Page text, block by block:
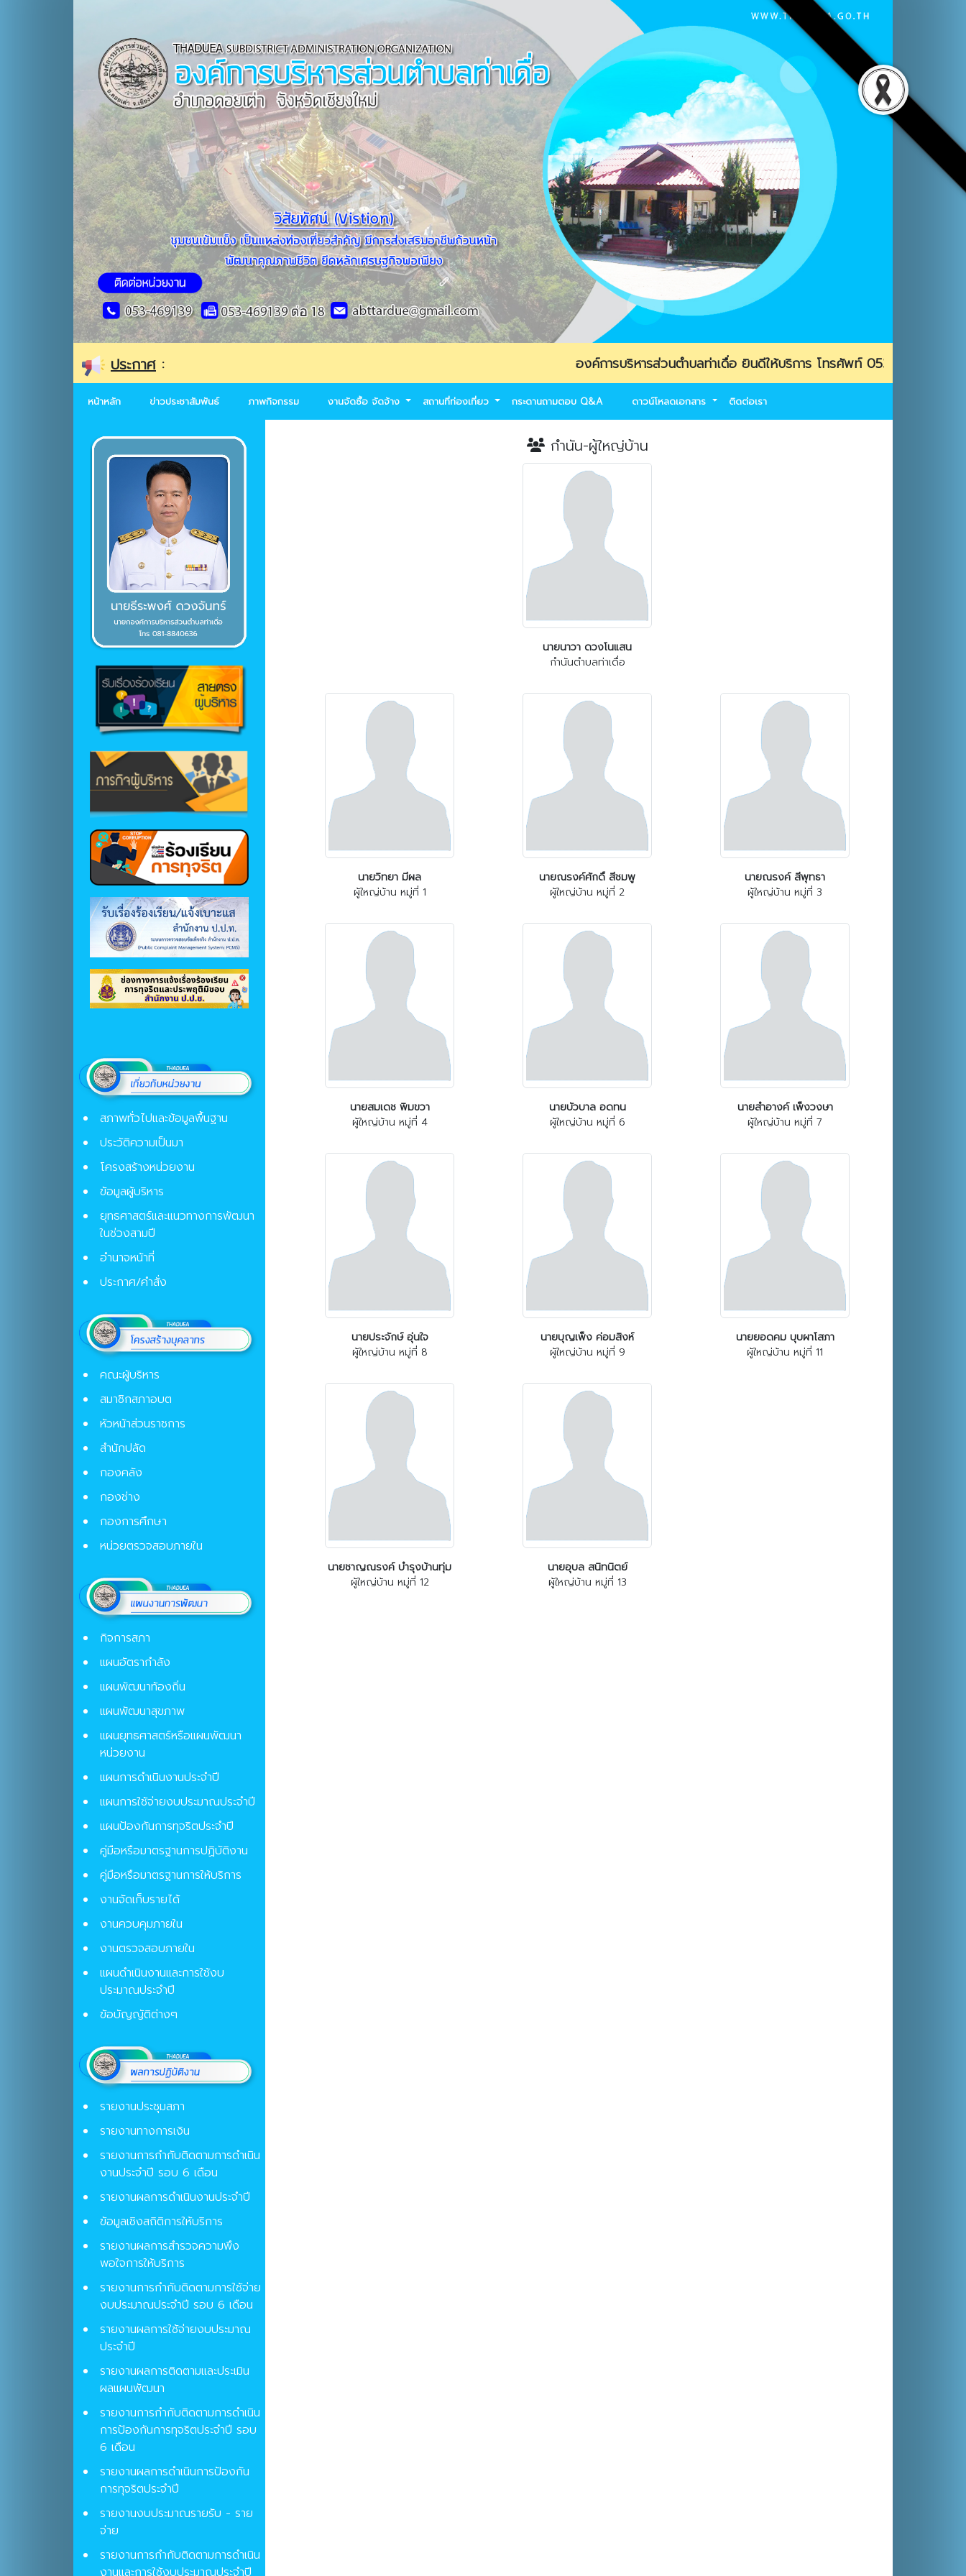
ประกาศ : องค์การบริหารส่วนตำบลท่าเดื่อ ยินดีให้บริการ โทรศัพท์ 053-469139 / โทรสาร
หน้าหลัก ข่าวประชาสัมพันธ์ ภาพกิจกรรม งานจัดซื้อ จัดจ้าง สถานที่ท่องเที่ยว กระดานถามตอบ Q&A ดาวน์โหลดเอกสาร ติดต่อเรา
สภาพทั่วไปและข้อมูลพื้นฐาน
ประวัติความเป็นมา
โครงสร้างหน่วยงาน
ข้อมูลผู้บริหาร
ยุทธศาสตร์และแนวทางการพัฒนา
ในช่วงสามปี
อำนาจหน้าที่
ประกาศ/คำสั่ง
คณะผู้บริหาร
สมาชิกสภาอบต
หัวหน้าส่วนราชการ
สำนักปลัด
กองคลัง
กองช่าง
กองการศึกษา
หน่วยตรวจสอบภายใน
กิจการสภา
แผนอัตรากำลัง
แผนพัฒนาท้องถิ่น
แผนพัฒนาสุขภาพ
แผนยุทธศาสตร์หรือแผนพัฒนา
หน่วยงาน
แผนการดำเนินงานประจำปี
แผนการใช้จ่ายงบประมาณประจำปี
แผนป้องกันการทุจริตประจําปี
คู่มือหรือมาตรฐานการปฏิบัติงาน
คู่มือหรือมาตรฐานการให้บริการ
งานจัดเก็บรายได้
งานควบคุมภายใน
งานตรวจสอบภายใน
แผนดำเนินงานและการใช้งบ
ประมาณประจำปี
ข้อบัญญัติต่างๆ
รายงานประชุมสภา
รายงานทางการเงิน
รายงานการกำกับติดตามการดำเนิน
งานประจำปี รอบ 6 เดือน
รายงานผลการดำเนินงานประจำปี
ข้อมูลเชิงสถิติการให้บริการ
รายงานผลการสำรวจความพึง
พอใจการให้บริการ
รายงานการกำกับติดตามการใช้จ่าย
งบประมาณประจำปี รอบ 6 เดือน
รายงานผลการใช้จ่ายงบประมาณ
ประจำปี
รายงานผลการติดตามและประเมิน
ผลแผนพัฒนา
รายงานการกำกับติดตามการดำเนิน
การป้องกันการทุจริตประจำปี รอบ
6 เดือน
รายงานผลการดำเนินการป้องกัน
การทุจริตประจำปี
รายงานงบประมาณรายรับ - ราย
จ่าย
รายงานการกำกับติดตามการดำเนิน
งานและการใช้งบประมาณประจำปี
กำนัน-ผู้ใหญ่บ้าน
นายนาวา ดวงโนแสน
กำนันตำบลท่าเดื่อ
นายวิทยา มีผล
ผู้ใหญ่บ้าน หมู่ที่ 1
นายณรงค์ศักดิ์ สีชมพู
ผู้ใหญ่บ้าน หมู่ที่ 2
นายณรงค์ สีพุทธา
ผู้ใหญ่บ้าน หมู่ที่ 3
นายสมเดช พิมขวา
ผู้ใหญ่บ้าน หมู่ที่ 4
นายบัวบาล อดทน
ผู้ใหญ่บ้าน หมู่ที่ 6
นายสำอางค์ เพ็งวงษา
ผู้ใหญ่บ้าน หมู่ที่ 7
นายประจักษ์ อุ่นใจ
ผู้ใหญ่บ้าน หมู่ที่ 8
นายบุญเพ็ง ค่อมสิงห์
ผู้ใหญ่บ้าน หมู่ที่ 9
นายยอดคม บุบผาโสภา
ผู้ใหญ่บ้าน หมู่ที่ 11
นายชาญณรงค์ บำรุงบ้านทุ่ม
ผู้ใหญ่บ้าน หมู่ที่ 12
นายอุบล สนิทนิตย์
ผู้ใหญ่บ้าน หมู่ที่ 13